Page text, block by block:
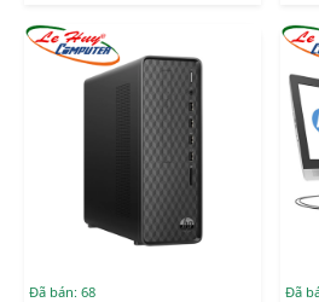
Đã bán: 68 Đã